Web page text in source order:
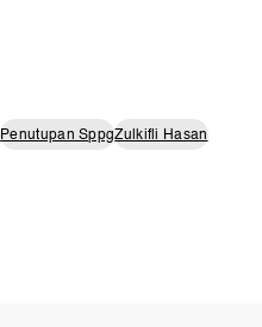
Penutupan SppgZulkifli Hasan